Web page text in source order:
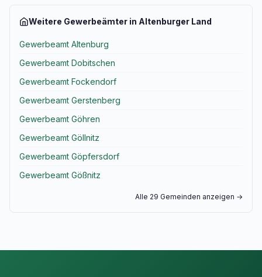
Weitere Gewerbeämter in Altenburger Land
Gewerbeamt Altenburg
Gewerbeamt Dobitschen
Gewerbeamt Fockendorf
Gewerbeamt Gerstenberg
Gewerbeamt Göhren
Gewerbeamt Göllnitz
Gewerbeamt Göpfersdorf
Gewerbeamt Gößnitz
Alle 29 Gemeinden anzeigen →